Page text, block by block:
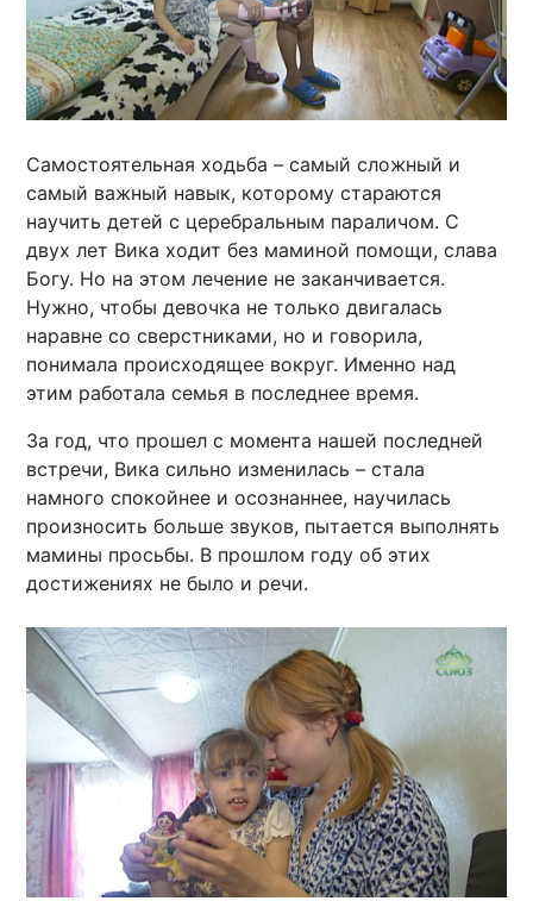
Самостоятельная ходьба – самый сложный и
самый важный навык, которому стараются
научить детей с церебральным параличом. С
двух лет Вика ходит без маминой помощи, слава
Богу. Но на этом лечение не заканчивается.
Нужно, чтобы девочка не только двигалась
наравне со сверстниками, но и говорила,
понимала происходящее вокруг. Именно над
этим работала семья в последнее время.
За год, что прошел с момента нашей последней
встречи, Вика сильно изменилась – стала
намного спокойнее и осознаннее, научилась
произносить больше звуков, пытается выполнять
мамины просьбы. В прошлом году об этих
достижениях не было и речи.